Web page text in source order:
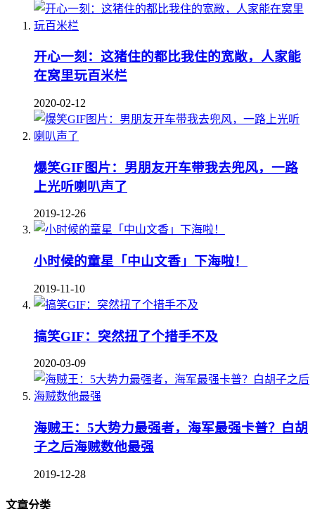
开心一刻：这猪住的都比我住的宽敞，人家能
在窝里玩百米栏
2020-02-12
爆笑GIF图片：男朋友开车带我去兜风，一路
上光听喇叭声了
2019-12-26
小时候的童星「中山文香」下海啦！
2019-11-10
搞笑GIF：突然扭了个措手不及
2020-03-09
海贼王：5大势力最强者，海军最强卡普？白胡
子之后海贼数他最强
2019-12-28
文章分类